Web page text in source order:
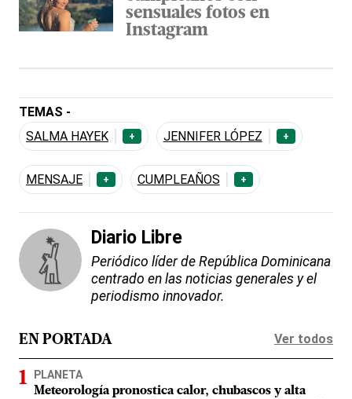
sensuales fotos en
Instagram
TEMAS -
SALMA HAYEK
+ JENNIFER LÓPEZ +
MENSAJE + CUMPLEAÑOS +
Diario Libre
Periódico líder de República Dominicana
centrado en las noticias generales y el
periodismo innovador.
EN PORTADA Ver todos
PLANETA
Meteorología pronostica calor, chubascos y alta